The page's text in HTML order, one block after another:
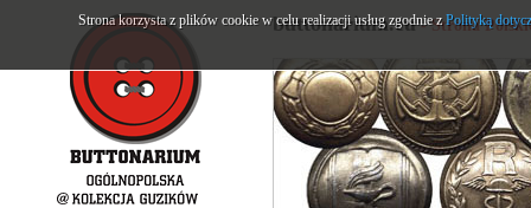
buttonarium.eu- Strona
Strona korzysta z plików cookie w celu realizacji usług zgodnie zPolityką